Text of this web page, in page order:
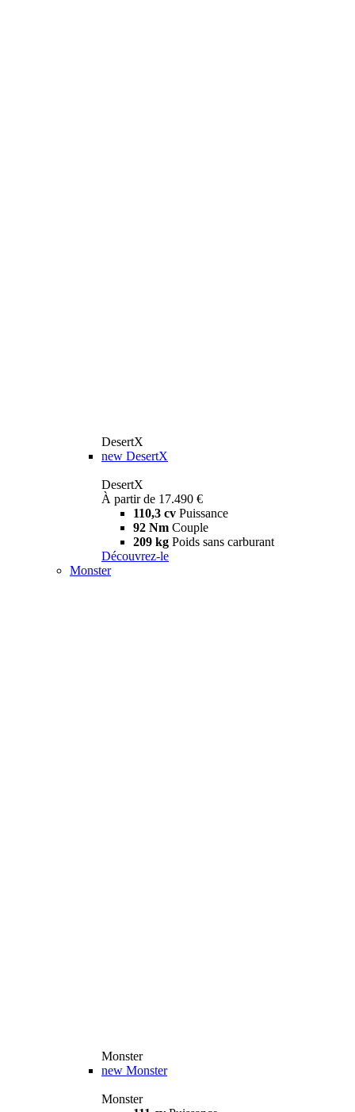
DesertX
new DesertX
DesertX
À partir de 17.490 €
110,3 cv Puissance
92 Nm Couple
209 kg Poids sans carburant
Découvrez-le
Monster
Monster
new Monster
Monster